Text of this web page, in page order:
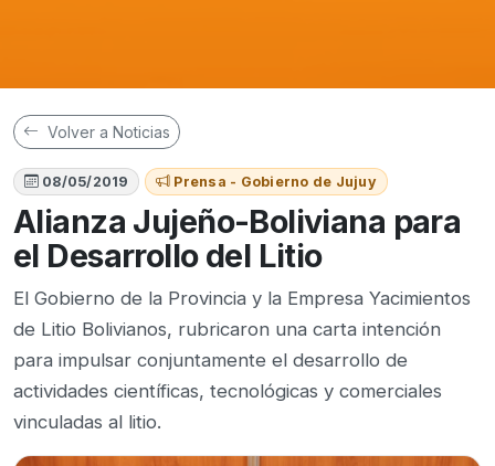
Volver a Noticias
08/05/2019 Prensa - Gobierno de Jujuy
Alianza Jujeño-Boliviana para
el Desarrollo del Litio
El Gobierno de la Provincia y la Empresa Yacimientos
de Litio Bolivianos, rubricaron una carta intención
para impulsar conjuntamente el desarrollo de
actividades científicas, tecnológicas y comerciales
vinculadas al litio.